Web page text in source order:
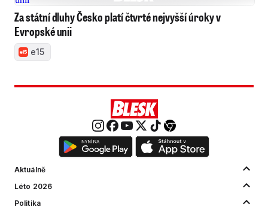
Za státní dluhy Česko platí čtvrté nejvyšší úroky v
Evropské unii
e15
Aktuálně
Léto 2026
Politika